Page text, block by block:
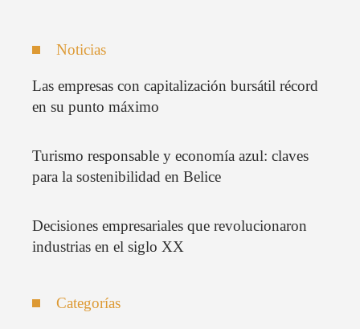
Noticias
Las empresas con capitalización bursátil récord
en su punto máximo
Turismo responsable y economía azul: claves
para la sostenibilidad en Belice
Decisiones empresariales que revolucionaron
industrias en el siglo XX
Categorías